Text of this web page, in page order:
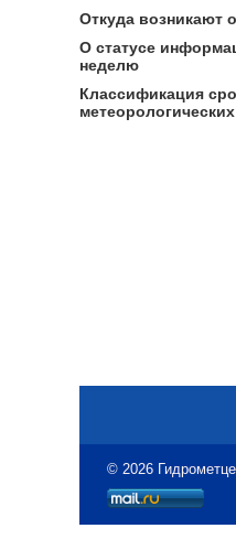
Откуда возникают
О статусе
неделю
Классификация
© 2026